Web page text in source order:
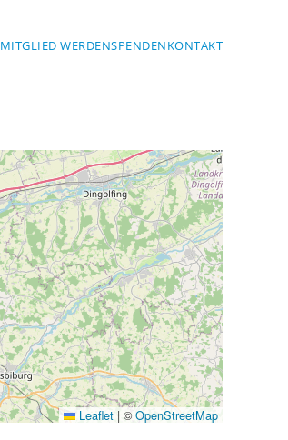
MITGLIED WERDENSPENDENKONTAKT
Leaflet | ©OpenStreetMap